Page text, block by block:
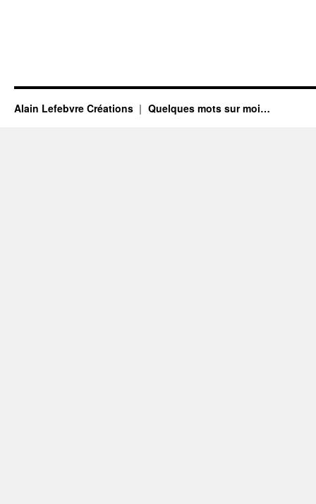
Alain Lefebvre Créations Quelques mots sur moi…